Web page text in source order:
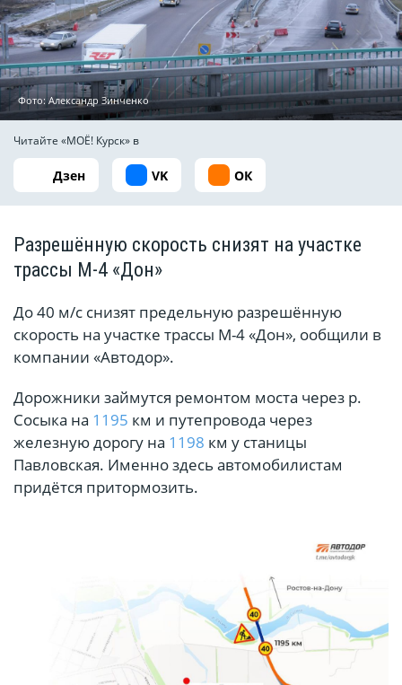
Фото: Александр Зинченко
Читайте «МОЁ! Курск» в
Дзен VK ОК
Разрешённую скорость снизят на участке
трассы М-4 «Дон»
До 40 м/с снизят предельную разрешённую
скорость на участке трассы М-4 «Дон», ообщили в
компании «Автодор».
Дорожники займутся ремонтом моста через р.
Сосыка на 1195 км и путепровода через
железную дорогу на 1198 км у станицы
Павловская. Именно здесь автомобилистам
придётся притормозить.